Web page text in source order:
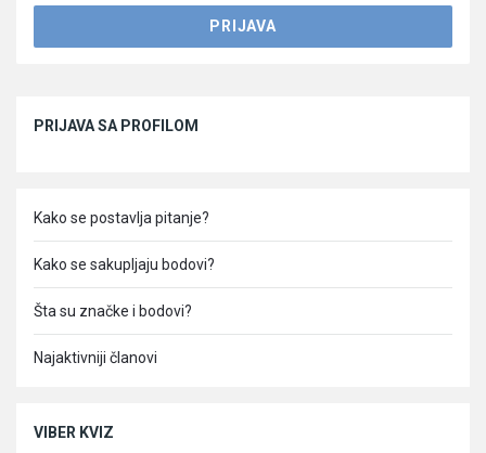
PRIJAVA SA PROFILOM
Kako se postavlja pitanje?
Kako se sakupljaju bodovi?
Šta su značke i bodovi?
Najaktivniji članovi
VIBER KVIZ